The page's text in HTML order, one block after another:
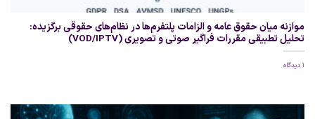
موازنه میان حقوق عامه و الزامات پلتفرم‌ها در نظام‌های حقوقی برگزیده:
تحلیل تطبیقی مقررات فراگیر صوتی و تصویری (VOD/IPTV)
۱ دیدگاه